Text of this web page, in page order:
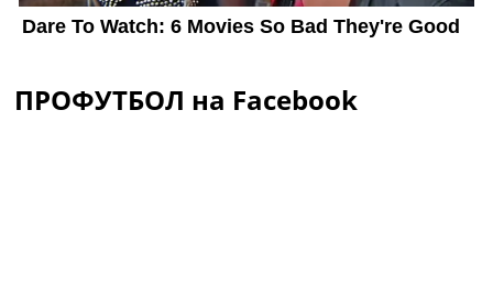
ПРОФУТБОЛ на Facebook